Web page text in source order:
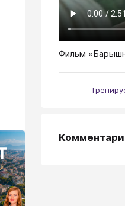
Фильм